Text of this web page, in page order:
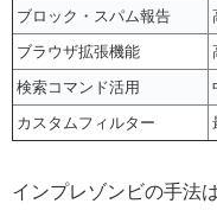
ブロック・スパム報告
ブラウザ拡張機能
検索コマンド活用
カスタムフィルター
インプレゾンビの手法